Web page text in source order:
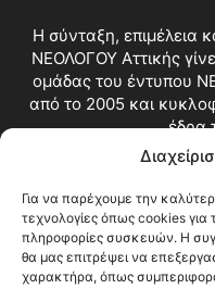
Για να παρέχουμε την
τεχνολογίες όπως cookies
πληροφορίες συσκευών. Η
θα μας επιτρέψει να
χαρακτήρα, όπως
Η σύνταξη, επιμέλεια
ΝΕΟΛΟΓΟΥ Αττικής
ομάδας του έντυπου
από το 2005 και
έδρα
Επικοινωνία: